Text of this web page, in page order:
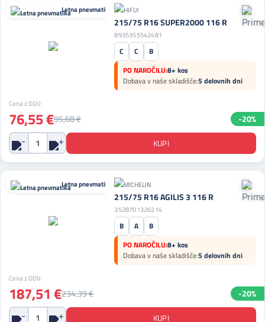
Letna pnevmatika
215/75 R16 SUPER2000 116 R
8935355542481
C C
B
PO NAROČILU:8+ kos
Dobava v naše skladišče:5 delovnih dni
Cena z DDV:
76,55 €95,68 € -20%
Letna pnevmatika
215/75 R16 AGILIS 3 116 R
3528701326214
B A
B
PO NAROČILU:8+ kos
Dobava v naše skladišče:5 delovnih dni
Cena z DDV:
187,51 €234,39 € -20%